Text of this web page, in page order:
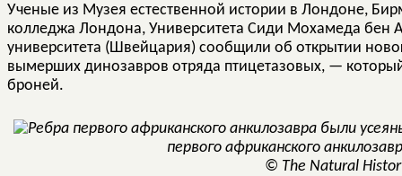
Ученые из Музея естественной истории в Лондоне,
колледжа Лондона, Университета Сиди Мохамеда бен
университета (Швейцария) сообщили об открытии
вымерших динозавров отряда птицетазовых, —
броней.
первого африканского
© The Natural